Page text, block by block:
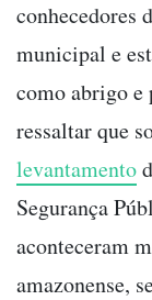
conhecedores
municipal e
como abrigo e
ressaltar que
levantamento
Segurança
aconteceram
amazonense,